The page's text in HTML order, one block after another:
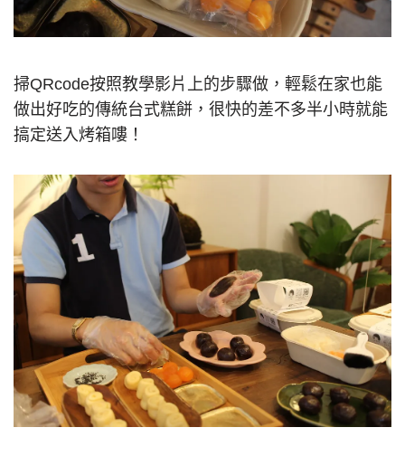
掃QRcode按照教學影片上的步驟做，輕鬆在家也能
做出好吃的傳統台式糕餅，很快的差不多半小時就能
搞定送入烤箱嘍！